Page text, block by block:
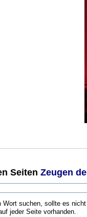
SeitenZeugen
Wort suchen, sollte es
jeder Seite vorhanden.